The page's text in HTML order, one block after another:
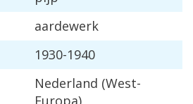
aardewerk
1930-1940
Nederland (West-
Europa)